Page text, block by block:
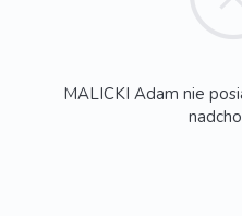
MALICKI Adam nie